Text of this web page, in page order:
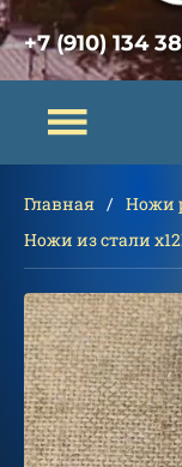
+7 (910) 134
Главная Ножи
Ножи из стали